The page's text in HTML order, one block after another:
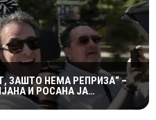
ЗАШТО НЕМА РЕПРИЗА“ –
И РОСАНА ЈА